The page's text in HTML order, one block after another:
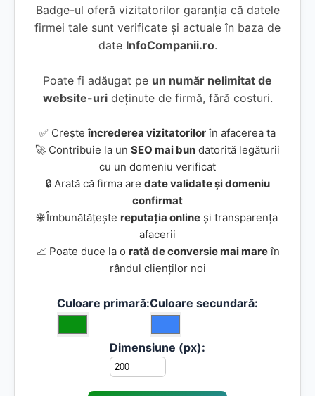
Badge-ul oferă vizitatorilor garanția că datele
firmei tale sunt verificate și actuale în baza de
date InfoCompanii.ro.
Poate fi adăugat pe un număr nelimitat de
website-urideținute de firmă, fără costuri.
✅ Creșteîncrederea vizitatorilorîn afacerea ta
🚀 Contribuie la un SEO mai bun datorită legăturii
cu un domeniu verificat
🔒 Arată că firma are date validate și domeniu
confirmat
🌐 Îmbunătățește reputația online și transparența
afacerii
📈 Poate duce la o rată de conversie mai mareîn
rândul clienților noi
Culoare primară:Culoare secundară:
Dimensiune (px):